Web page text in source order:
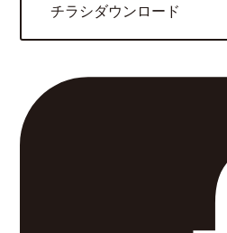
チラシダウンロード